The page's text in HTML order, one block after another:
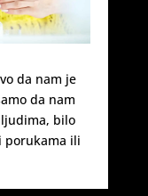
da nam je
da nam
bilo
porukama ili